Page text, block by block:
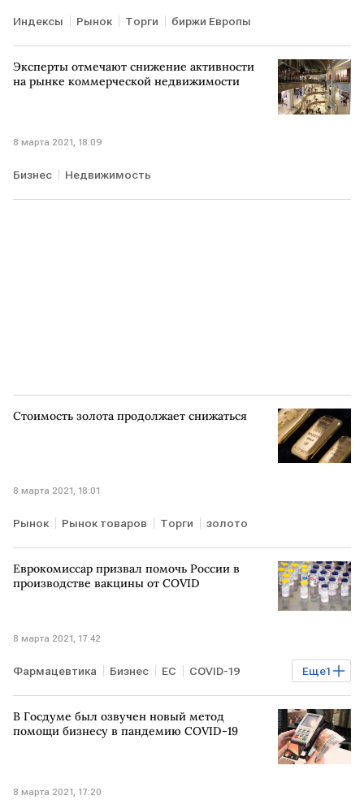
Индексы Рынок Торги биржи Европы
Эксперты отмечают снижение активности
на рынке коммерческой недвижимости
8 марта 2021, 18:09
Бизнес Недвижимость
Стоимость золота продолжает снижаться
8 марта 2021, 18:01
Рынок Рынок товаров Торги золото
Еврокомиссар призвал помочь России в
производстве вакцины от COVID
8 марта 2021, 17:42
Еще1
Фармацевтика Бизнес ЕС COVID-19
вакцина
В Госдуме был озвучен новый метод
помощи бизнесу в пандемию COVID-19
8 марта 2021, 17:20